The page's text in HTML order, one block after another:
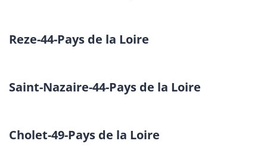
Reze-44-Pays de la Loire
Saint-Nazaire-44-Pays de la Loire
Cholet-49-Pays de la Loire